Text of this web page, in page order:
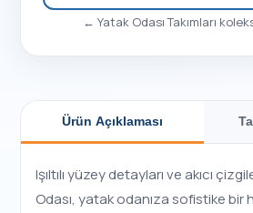
← Yatak Odası Takımları
Ürün Açıklaması
Işıltılı yüzey detayları ve akıcı
Odası, yatak odanıza sofistike bir